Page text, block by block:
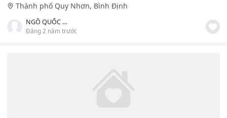
Thành phố Quy Nhơn, Bình Định
NGÔ QUỐC HÙNG
Đăng 2 năm trước